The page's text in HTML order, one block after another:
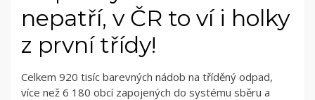
nepatří, v ČR to ví i holky
z první třídy!
Celkem 920 tisíc barevných nádob na tříděný odpad,
více než 6 180 obcí zapojených do systému sběru a